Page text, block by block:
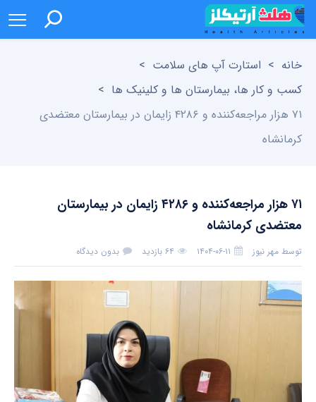
خانه > استارت آپ های سلامت >
کسب و کار ها، بیمارستان ها و کلینیک ها >
۷۱ هزار مراجعه‌کننده و ۴۲۸۶ زایمان در بیمارستان معتضدی
کرمانشاه
۷۱ هزار مراجعه‌کننده و ۴۲۸۶ زایمان در بیمارستان
معتضدی کرمانشاه
توسط مهر نیوز ۱۴۰۴-۰۶-۱۱ ۶۴ بازدید بدون دیدگاه